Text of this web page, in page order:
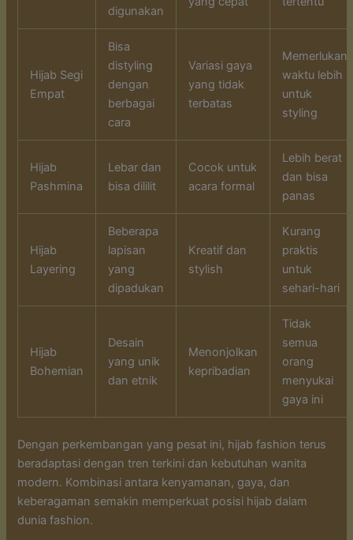
digunakan
Hijab Segi
Empat
Bisa
distyling
dengan
berbagai
cara
Variasi gaya
yang tidak
terbatas
Memerlukan
waktu lebih
untuk
styling
Hijab
Pashmina
Lebar dan
bisa dililit
Cocok untuk
acara formal
Lebih berat
dan bisa
panas
Hijab
Layering
Beberapa
lapisan
yang
dipadukan
Kreatif dan
stylish
Kurang
praktis
untuk
sehari-hari
Hijab
Bohemian
Desain
yang unik
dan etnik
Menonjolkan
kepribadian
Tidak
semua
orang
menyukai
gaya ini
Dengan perkembangan yang pesat ini, hijab fashion terus
beradaptasi dengan tren terkini dan kebutuhan wanita
modern. Kombinasi antara kenyamanan, gaya, dan
keberagaman semakin memperkuat posisi hijab dalam
dunia fashion.